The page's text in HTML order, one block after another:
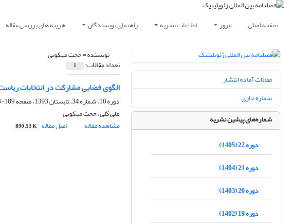
صفحه اصلی مرور اطلاعات نشریه راهنمای نویسندگان هزینه های بررسی مقاله
نویسنده =حجت مهکویی
تعداد مقالات: 1
الگوی فضایی مشارکت در انتخابات
دوره 10، شماره 34، تابستان 1393، صفحه
189-213
علی گلی، حجت مهکویی
مشاهده مقاله
اصل مقاله 890.53 K
مقالات آماده انتشار
شماره جاری
شماره‌های پیشین نشریه
دوره 22 (1405)
دوره 21 (1404)
دوره 20 (1403)
دوره 19 (1402)